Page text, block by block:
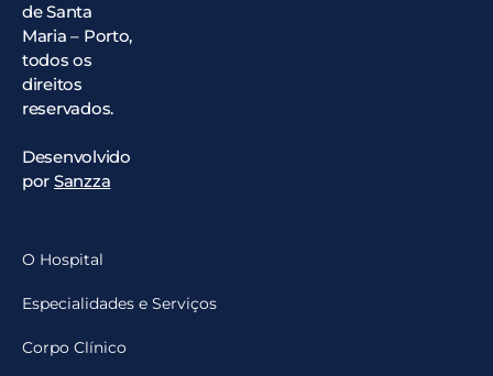
de Santa
Maria – Porto,
todos os
direitos
reservados.
Desenvolvido
por Sanzza
O Hospital
Especialidades e Serviços
Corpo Clínico